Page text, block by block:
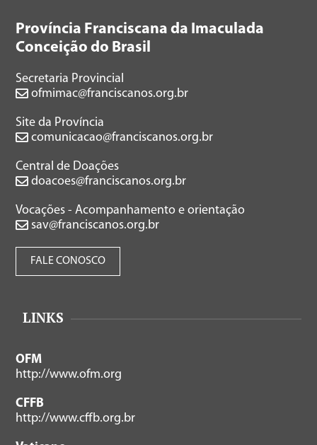
Província Franciscana da Imaculada
Conceição do Brasil
Secretaria Provincial
ofmimac@franciscanos.org.br
Site da Província
comunicacao@franciscanos.org.br
Central de Doações
doacoes@franciscanos.org.br
Vocações - Acompanhamento e orientação
sav@franciscanos.org.br
FALE CONOSCO
LINKS
OFM
http://www.ofm.org
CFFB
http://www.cffb.org.br